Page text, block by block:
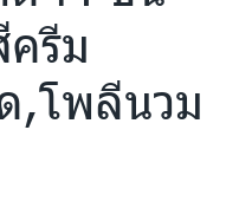
รีม
,โพลีนวม